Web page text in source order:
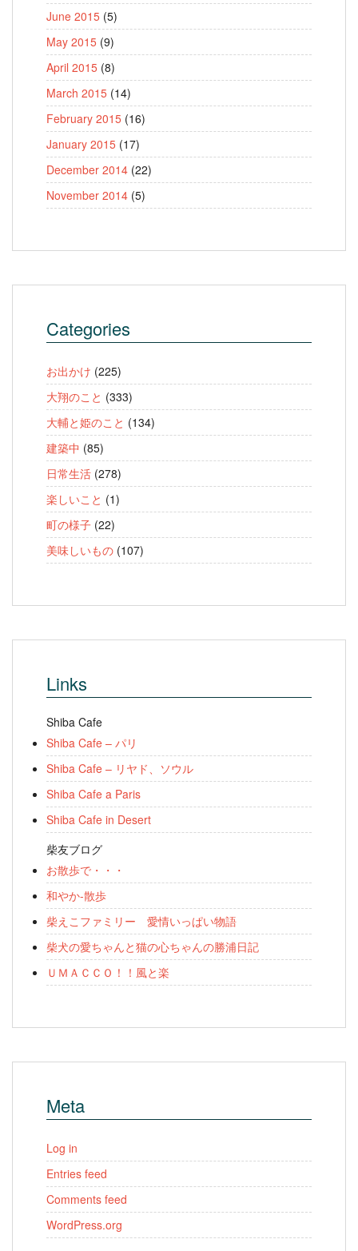
June 2015 (5)
May 2015 (9)
April 2015 (8)
March 2015 (14)
February 2015 (16)
January 2015 (17)
December 2014 (22)
November 2014 (5)
Categories
お出かけ (225)
大翔のこと (333)
大輔と姫のこと (134)
建築中 (85)
日常生活 (278)
楽しいこと (1)
町の様子 (22)
美味しいもの (107)
Links
Shiba Cafe
Shiba Cafe – パリ
Shiba Cafe – リヤド、ソウル
Shiba Cafe a Paris
Shiba Cafe in Desert
柴友ブログ
お散歩で・・・
和やか-散歩
柴えこファミリー 愛情いっぱい物語
柴犬の愛ちゃんと猫の心ちゃんの勝浦日記
ＵＭＡＣＣＯ！！風と楽
Meta
Log in
Entries feed
Comments feed
WordPress.org